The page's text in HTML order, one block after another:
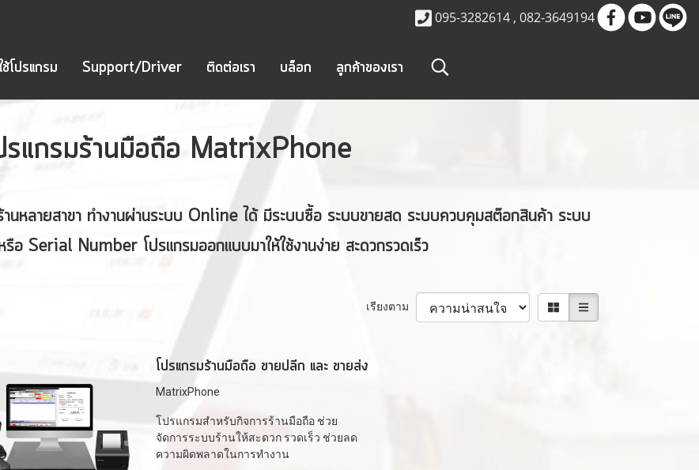
095-3282614 , 082-3649194
โปรแกรม Support/Driver ติดต่อเรา บล็อก ลูกค้าของเรา
รแกรมร้านมือถือ MatrixPhone
ลายสาขา ทำงานผ่านระบบ Online ได้ มีระบบซื้อ ระบบขายสด ระบบควบคุมสต๊อกสินค้า ระบบ
Serial Number โปรแกรมออกแบบมาให้ใช้งานง่าย สะดวกรวดเร็ว
เรียงตาม
โปรแกรมร้านมือถือ ขายปลีก และ ขายส่ง
MatrixPhone
โปรแกรมสำหรับกิจการร้านมือถือ ช่วย
จัดการระบบร้านให้สะดวก รวดเร็ว ช่วยลด
ความผิดพลาดในการทำงาน